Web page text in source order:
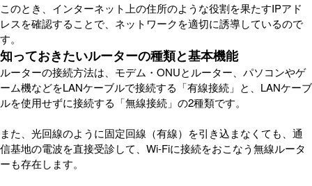
このとき、インターネット上の住所のような役割を果たすIPアド
レスを確認することで、ネットワークを適切に誘導しているので
す。
知っておきたいルーターの種類と基本機能
ルーターの接続方法は、モデム・ONUとルーター、パソコンやゲ
ーム機などをLANケーブルで接続する「有線接続」と、LANケーブ
ルを使用せずに接続する「無線接続」の2種類です。
また、光回線のように固定回線（有線）を引き込まなくても、通
信基地の電波を直接受診して、Wi-Fiに接続をおこなう無線ルータ
ーも存在します。